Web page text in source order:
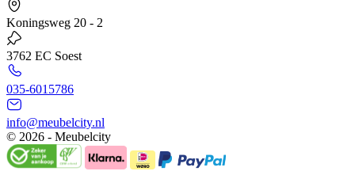
Koningsweg 20 - 2
3762 EC Soest
035-6015786
info@meubelcity.nl
© 2026 - Meubelcity